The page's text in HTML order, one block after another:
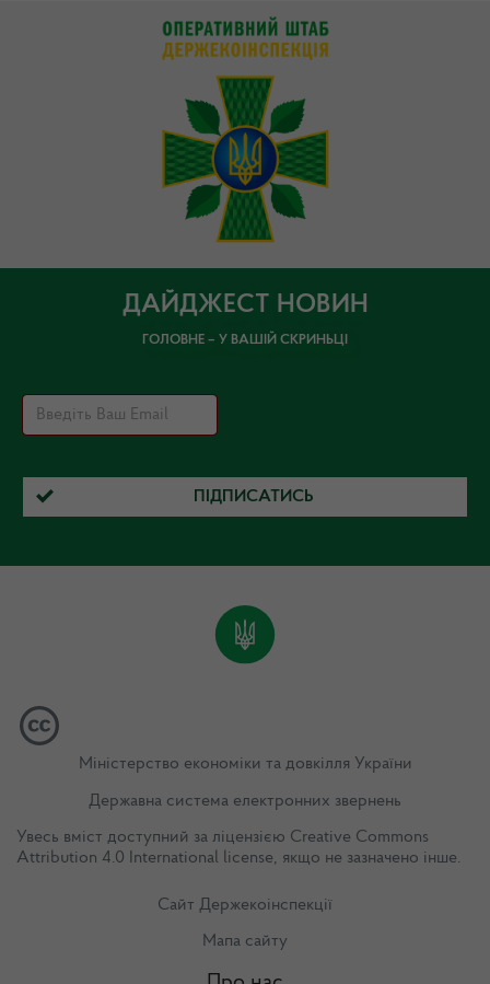
ДАЙДЖЕСТ НОВИН
ГОЛОВНЕ – У ВАШІЙ СКРИНЬЦІ
ПІДПИСАТИСЬ
Міністерство економіки та довкілля України
Державна система електронних звернень
Увесь вміст доступний за ліцензією Creative Commons
Attribution 4.0 International license, якщо не зазначено інше.
Сайт Держекоінспекції
Мапа сайту